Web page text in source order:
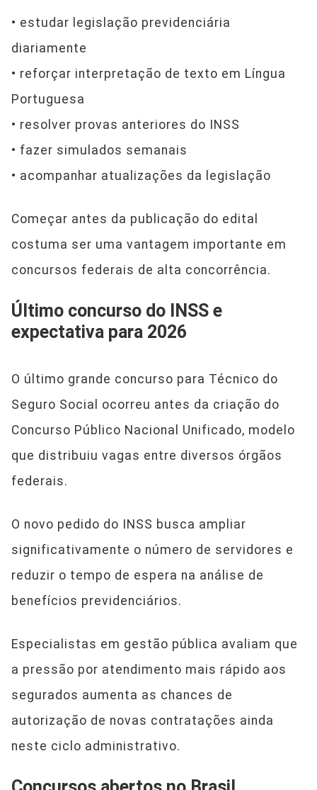
• estudar legislação previdenciária
diariamente
• reforçar interpretação de texto em Língua
Portuguesa
• resolver provas anteriores do INSS
• fazer simulados semanais
• acompanhar atualizações da legislação
Começar antes da publicação do edital
costuma ser uma vantagem importante em
concursos federais de alta concorrência.
Último concurso do INSS e
expectativa para 2026
O último grande concurso para Técnico do
Seguro Social ocorreu antes da criação do
Concurso Público Nacional Unificado, modelo
que distribuiu vagas entre diversos órgãos
federais.
O novo pedido do INSS busca ampliar
significativamente o número de servidores e
reduzir o tempo de espera na análise de
benefícios previdenciários.
Especialistas em gestão pública avaliam que
a pressão por atendimento mais rápido aos
segurados aumenta as chances de
autorização de novas contratações ainda
neste ciclo administrativo.